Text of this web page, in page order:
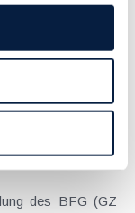
des BFG (GZ